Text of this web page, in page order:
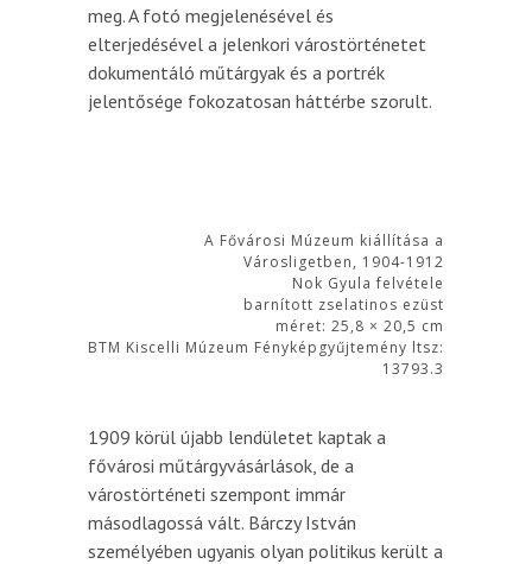
meg. A fotó megjelenésével és
elterjedésével a jelenkori várostörténetet
dokumentáló műtárgyak és a portrék
jelentősége fokozatosan háttérbe szorult.
A Fővárosi Múzeum kiállítása a
Városligetben, 1904-1912
Nok Gyula felvétele
barnított zselatinos ezüst
méret: 25,8 × 20,5 cm
BTM Kiscelli Múzeum Fényképgyűjtemény ltsz:
13793.3
1909 körül újabb lendületet kaptak a
fővárosi műtárgyvásárlások, de a
várostörténeti szempont immár
másodlagossá vált. Bárczy István
személyében ugyanis olyan politikus került a